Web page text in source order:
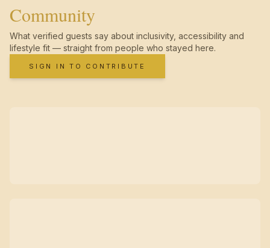
Community
What verified guests say about inclusivity, accessibility and
lifestyle fit — straight from people who stayed here.
SIGN IN TO CONTRIBUTE